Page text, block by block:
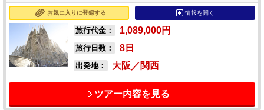
お気に入りに登録する 情報を開く
旅行代金： 1,089,000円
旅行日数： 8 日
出発地： 大阪／関西
ツアー内容を見る